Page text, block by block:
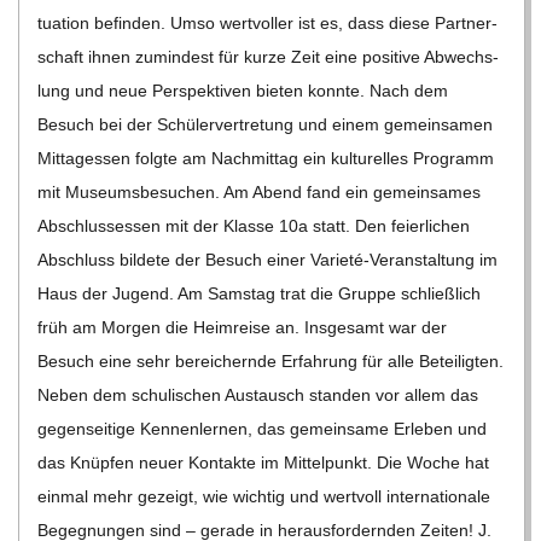
tua­tion befin­den. Umso wert­vol­ler ist es, dass diese Part­ner­
schaft ihnen zumin­dest für kurze Zeit eine posi­tive Abwechs­
lung und neue Per­spek­ti­ven bie­ten konnte. Nach dem
Besuch bei der Schü­ler­ver­tre­tung und einem gemein­sa­men
Mit­tag­essen folgte am Nach­mit­tag ein kul­tu­rel­les Pro­gramm
mit Muse­ums­be­su­chen. Am Abend fand ein gemein­sa­mes
Abschlus­sessen mit der Klasse 10a statt. Den fei­er­li­chen
Abschluss bil­dete der Besuch einer Varieté-Ver­­an­stal­­tung im
Haus der Jugend. Am Sams­tag trat die Gruppe schließ­lich
früh am Mor­gen die Heim­reise an. Ins­ge­samt war der
Besuch eine sehr berei­chernde Erfah­rung für alle Betei­lig­ten.
Neben dem schu­li­schen Aus­tausch stan­den vor allem das
gegen­sei­tige Ken­nen­ler­nen, das gemein­same Erle­ben und
das Knüp­fen neuer Kon­takte im Mit­tel­punkt. Die Woche hat
ein­mal mehr gezeigt, wie wich­tig und wert­voll inter­na­tio­nale
Begeg­nun­gen sind – gerade in her­aus­for­dern­den Zei­ten! J.